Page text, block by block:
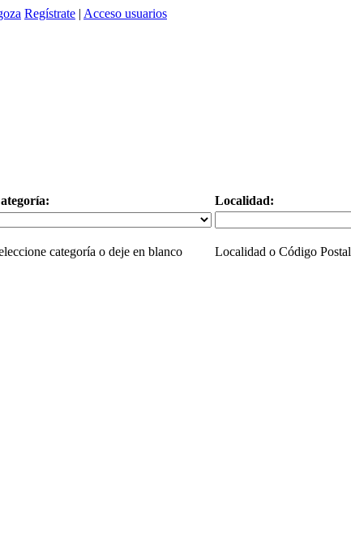
Regístrate | Acceso usuarios
Localidad:
categoría o deje en blanco Localidad o Código Postal